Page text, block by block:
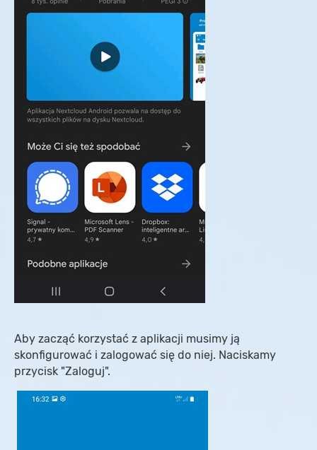
Aby zacząć korzystać z aplikacji musimy ją
skonfigurować i zalogować się do niej. Naciskamy
przycisk "Zaloguj".